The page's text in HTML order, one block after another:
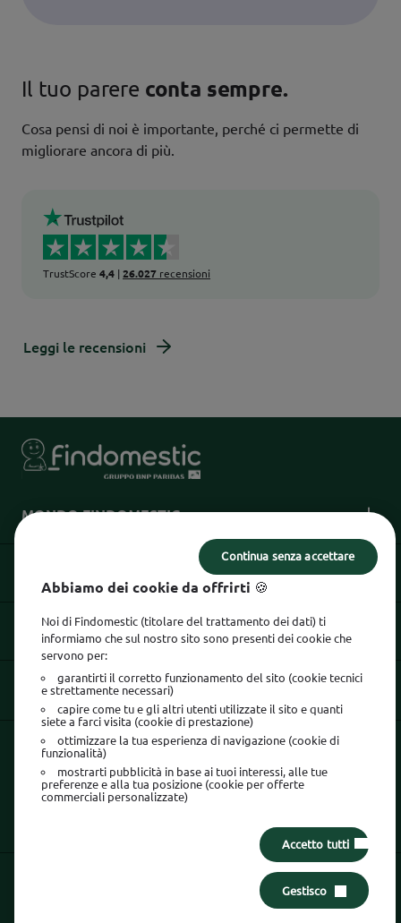
Il tuo parere conta sempre.
Cosa pensi di noi è importante, perché ci permette di
migliorare ancora di più.
TrustScore 4,4 | 26.027 recensioni
Leggi le recensioni
MONDO FINDOMESTIC
INFORMAZIONI LEGALI
SEGUICI SU
La sicurezza è tutto:
Abbiamo dei cookie da offrirti 🍪
Noi di Findomestic (titolare del trattamento dei dati) ti
informiamo che sul nostro sito sono presenti dei cookie che
servono per:
garantirti il corretto funzionamento del sito (cookie tecnici
e strettamente necessari)
capire come tu e gli altri utenti utilizzate il sito e quanti
siete a farci visita (cookie di prestazione)
ottimizzare la tua esperienza di navigazione (cookie di
funzionalità)
mostrarti pubblicità in base ai tuoi interessi, alle tue
preferenze e alla tua posizione (cookie per offerte
commerciali personalizzate)
Gestisco
Accetto tutti
Continua senza accettare